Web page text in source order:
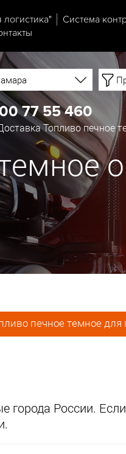
Система
77 55 460
Топливо печное
печное темное для
России.